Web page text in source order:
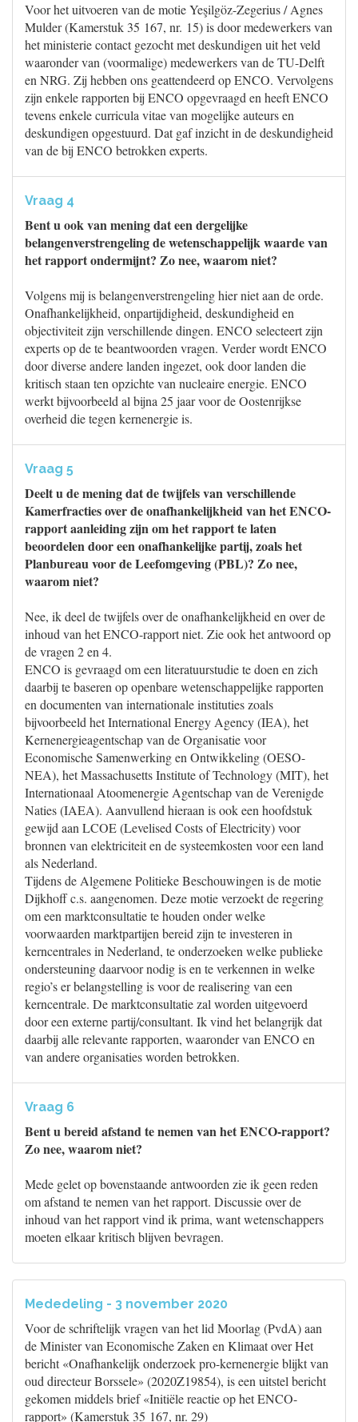
Voor het uitvoeren van de motie Yeşilgöz-Zegerius / Agnes
Mulder (Kamerstuk 35 167, nr. 15) is door medewerkers van
het ministerie contact gezocht met deskundigen uit het veld
waaronder van (voormalige) medewerkers van de TU-Delft
en NRG. Zij hebben ons geattendeerd op ENCO. Vervolgens
zijn enkele rapporten bij ENCO opgevraagd en heeft ENCO
tevens enkele curricula vitae van mogelijke auteurs en
deskundigen opgestuurd. Dat gaf inzicht in de deskundigheid
van de bij ENCO betrokken experts.
Vraag 4
Bent u ook van mening dat een dergelijke
belangenverstrengeling de wetenschappelijk waarde van
het rapport ondermijnt? Zo nee, waarom niet?
Volgens mij is belangenverstrengeling hier niet aan de orde.
Onafhankelijkheid, onpartijdigheid, deskundigheid en
objectiviteit zijn verschillende dingen. ENCO selecteert zijn
experts op de te beantwoorden vragen. Verder wordt ENCO
door diverse andere landen ingezet, ook door landen die
kritisch staan ten opzichte van nucleaire energie. ENCO
werkt bijvoorbeeld al bijna 25 jaar voor de Oostenrijkse
overheid die tegen kernenergie is.
Vraag 5
Deelt u de mening dat de twijfels van verschillende
Kamerfracties over de onafhankelijkheid van het ENCO-
rapport aanleiding zijn om het rapport te laten
beoordelen door een onafhankelijke partij, zoals het
Planbureau voor de Leefomgeving (PBL)? Zo nee,
waarom niet?
Nee, ik deel de twijfels over de onafhankelijkheid en over de
inhoud van het ENCO-rapport niet. Zie ook het antwoord op
de vragen 2 en 4.
ENCO is gevraagd om een literatuurstudie te doen en zich
daarbij te baseren op openbare wetenschappelijke rapporten
en documenten van internationale instituties zoals
bijvoorbeeld het International Energy Agency (IEA), het
Kernenergieagentschap van de Organisatie voor
Economische Samenwerking en Ontwikkeling (OESO-
NEA), het Massachusetts Institute of Technology (MIT), het
Internationaal Atoomenergie Agentschap van de Verenigde
Naties (IAEA). Aanvullend hieraan is ook een hoofdstuk
gewijd aan LCOE (Levelised Costs of Electricity) voor
bronnen van elektriciteit en de systeemkosten voor een land
als Nederland.
Tijdens de Algemene Politieke Beschouwingen is de motie
Dijkhoff c.s. aangenomen. Deze motie verzoekt de regering
om een marktconsultatie te houden onder welke
voorwaarden marktpartijen bereid zijn te investeren in
kerncentrales in Nederland, te onderzoeken welke publieke
ondersteuning daarvoor nodig is en te verkennen in welke
regio’s er belangstelling is voor de realisering van een
kerncentrale. De marktconsultatie zal worden uitgevoerd
door een externe partij/consultant. Ik vind het belangrijk dat
daarbij alle relevante rapporten, waaronder van ENCO en
van andere organisaties worden betrokken.
Vraag 6
Bent u bereid afstand te nemen van het ENCO-rapport?
Zo nee, waarom niet?
Mede gelet op bovenstaande antwoorden zie ik geen reden
om afstand te nemen van het rapport. Discussie over de
inhoud van het rapport vind ik prima, want wetenschappers
moeten elkaar kritisch blijven bevragen.
Mededeling - 3 november 2020
Voor de schriftelijk vragen van het lid Moorlag (PvdA) aan
de Minister van Economische Zaken en Klimaat over Het
bericht «Onafhankelijk onderzoek pro-kernenergie blijkt van
oud directeur Borssele» (2020Z19854), is een uitstel bericht
gekomen middels brief «Initiële reactie op het ENCO-
rapport» (Kamerstuk 35 167, nr. 29)